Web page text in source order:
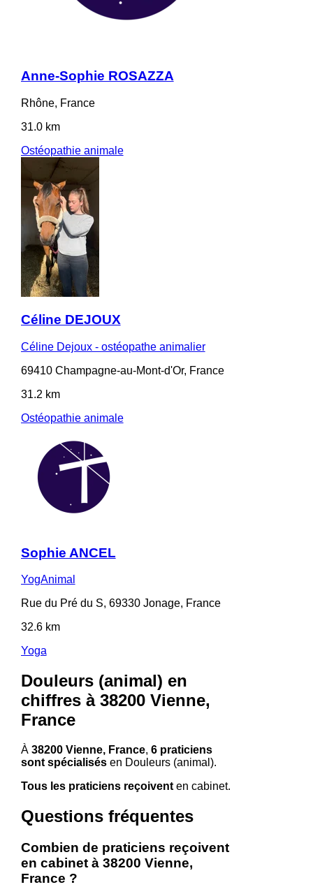
Anne-Sophie ROSAZZA
Rhône, France
31.0 km
Ostéopathie animale
Céline DEJOUX
Céline Dejoux - ostéopathe animalier
69410 Champagne-au-Mont-d'Or, France
31.2 km
Ostéopathie animale
Sophie ANCEL
YogAnimal
Rue du Pré du S, 69330 Jonage, France
32.6 km
Yoga
Douleurs (animal) en
chiffres à 38200 Vienne,
France
À 38200 Vienne, France, 6 praticiens
sont spécialisésen Douleurs (animal).
Tous les praticiens reçoiventen cabinet.
Questions fréquentes
Combien de praticiens reçoivent
en cabinet à 38200 Vienne,
France ?